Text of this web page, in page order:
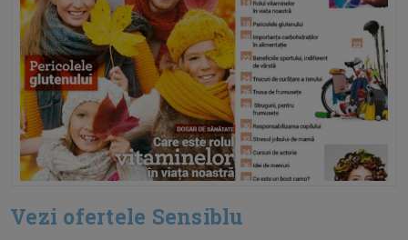
Vezi ofertele Sensiblu